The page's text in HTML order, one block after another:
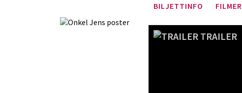
BILJETTINFO FILMER
TRAILER